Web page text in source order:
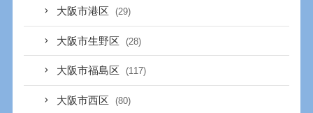
大阪市港区 (29)
大阪市生野区 (28)
大阪市福島区 (117)
大阪市西区 (80)